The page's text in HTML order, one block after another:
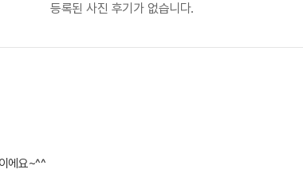
등록된 사진 후기가 없습니다.
에요~^^